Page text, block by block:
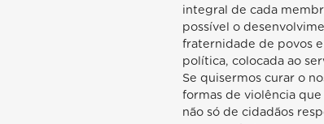
integral de cada
possível o
fraternidade de povos e
política, colocada ao
Se quisermos curar o
formas de violência
não só de cidadãos